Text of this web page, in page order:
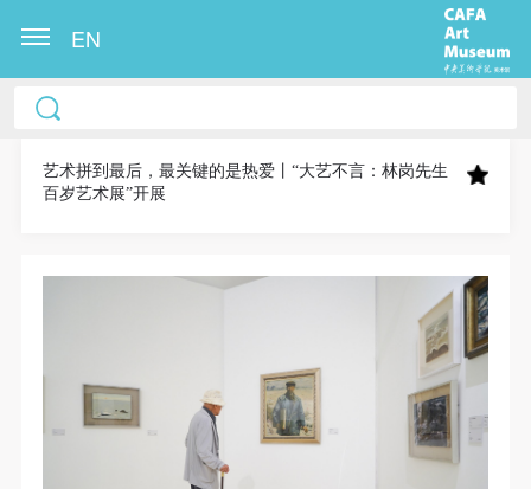
EN
艺术拼到最后，最关键的是热爱丨“大艺不言：林岗先生
百岁艺术展”开展
中央美术学院美术馆出版授权协议书
称“CAFAM”），愿意将本人参与中央美术学院美术馆
公共教育部组织的公益性活动（包括美术馆会员活
果（如参与工作坊创作的作品）提交中央美术学院用
作发表、出版。中央美术学院可以以电子、网络及其
它数字媒体形式公开出版，并同意编入《中国知识资
源总库》《中央美术学院资料库》《中央美术学院美
术馆资料库》等相关资料、文献、档案机构和平台，
在中央美术学院中使用和在互联网上传播，同意按相
关“章程”规定享受相关权益。
中央美术学院美术馆出版授权协议书
称“CAFAM”），愿意将本人参与中央美术学院美术馆
公共教育部组织的公益性活动（包括美术馆会员活
果（如参与工作坊创作的作品）提交中央美术学院用
作发表、出版。中央美术学院可以以电子、网络及其
它数字媒体形式公开出版，并同意编入《中国知识资
源总库》《中央美术学院资料库》《中央美术学院美
术馆资料库》等相关资料、文献、档案机构和平台，
在中央美术学院中使用和在互联网上传播，同意按相
关“章程”规定享受相关权益。
中央美术学院美术馆出版授权协议书
称“CAFAM”），愿意将本人参与中央美术学院美术馆
公共教育部组织的公益性活动（包括美术馆会员活
果（如参与工作坊创作的作品）提交中央美术学院用
作发表、出版。中央美术学院可以以电子、网络及其
它数字媒体形式公开出版，并同意编入《中国知识资
源总库》《中央美术学院资料库》《中央美术学院美
术馆资料库》等相关资料、文献、档案机构和平台，
在中央美术学院中使用和在互联网上传播，同意按相
关“章程”规定享受相关权益。